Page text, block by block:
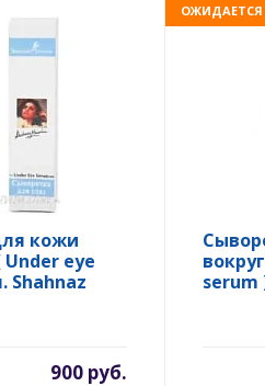
кожи
Under eye
Shahnaz
900 руб.
ОЖИДАЕТСЯ
serum